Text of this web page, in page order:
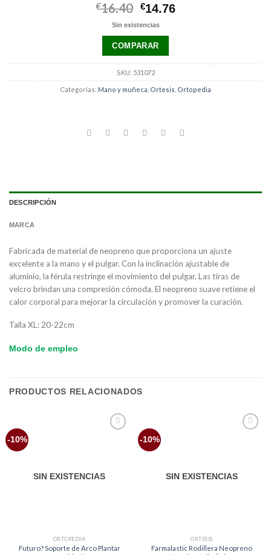
€16.40 El
precio
original
era:
€16.40.
€14.76El
Sin existencias
COMPARAR
SKU: 531072
Categorías: Mano y muñeca Ortesis Ortopedia
DESCRIPCIÓN
MARCA
Fabricada de material de neopreno que proporciona un ajuste
excelente a la mano y el pulgar. Con la inclinación ajustable de
aluminio, la férula restringe el movimiento del pulgar. Las tiras de
velcro brindan una compresión cómoda. El neopreno suave retiene el
calor corporal para mejorar la circulación y promover la curación.
Talla XL: 20-22cm
Modo de empleo
PRODUCTOS RELACIONADOS
-10%
SIN EXISTENCIAS
ORTOPEDIA
Futuro? Soporte de Arco Plantar
-10%
SIN EXISTENCIAS
ORTESIS
Farmalastic Rodillera Neopreno